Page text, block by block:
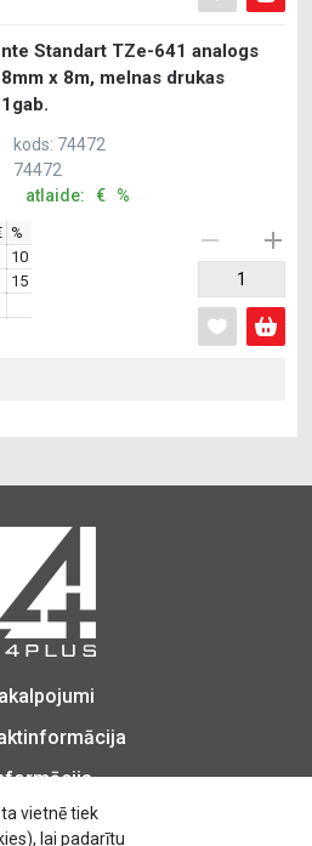
Standart TZe-641 analogs
x 8m, melnas drukas
kods: 74472
74472
atlaide: € %
%
10
15
vietnē tiek
lai padarītu